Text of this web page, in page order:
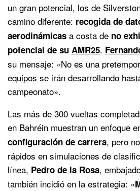
un gran potencial, los de
camino diferente: recogida de
aerodinámicas a costa de no
potencial de su AMR25.
su mensaje: «No es una
equipos se irán desarrollando
campeonato».
Las más de 300 vueltas
en Bahréin muestran un enfoque
configuración de carrera, pero
rápidos en simulaciones de
línea, Pedro de la Rosa,
también incidió en la estrategia: «